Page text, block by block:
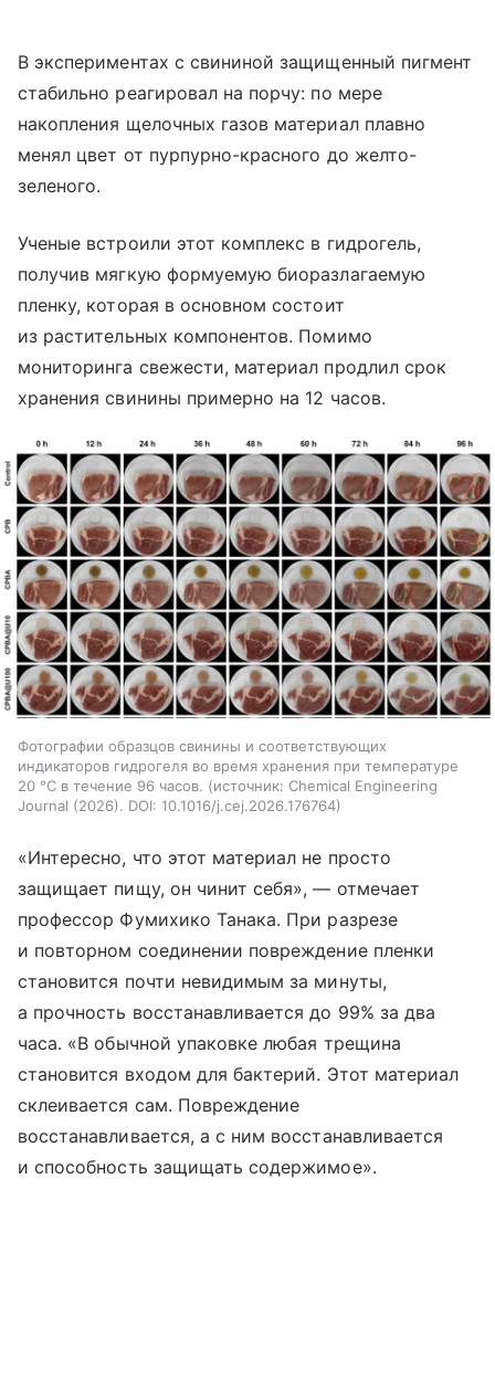
В экспериментах с свининой защищенный пигмент
стабильно реагировал на порчу: по мере
накопления щелочных газов материал плавно
менял цвет от пурпурно-красного до желто-
зеленого.
Ученые встроили этот комплекс в гидрогель,
получив мягкую формуемую биоразлагаемую
пленку, которая в основном состоит
из растительных компонентов. Помимо
мониторинга свежести, материал продлил срок
хранения свинины примерно на 12 часов.
Фотографии образцов свинины и соответствующих
индикаторов гидрогеля во время хранения при температуре
20 °C в течение 96 часов.
источник: Chemical Engineering
Journal (2026). DOI: 10.1016/j.cej.2026.176764
«Интересно, что этот материал не просто
защищает пищу, он чинит себя», — отмечает
профессор Фумихико Танака. При разрезе
и повторном соединении повреждение пленки
становится почти невидимым за минуты,
а прочность восстанавливается до 99% за два
часа. «В обычной упаковке любая трещина
становится входом для бактерий. Этот материал
склеивается сам. Повреждение
восстанавливается, а с ним восстанавливается
и способность защищать содержимое».